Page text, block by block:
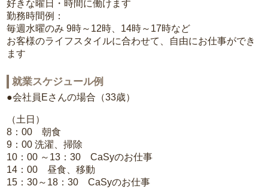
好きな曜日・時間に働けます
勤務時間例：
毎週水曜のみ 9時～12時、14時～17時など
お客様のライフスタイルに合わせて、自由にお仕事ができ
ます
就業スケジュール例
●会社員Eさんの場合（33歳）
（土日）
8：00 朝食
9：00 洗濯、掃除
10：00 ～13：30 CaSyのお仕事
14：00 昼食、移動
15：30～18：30 CaSyのお仕事